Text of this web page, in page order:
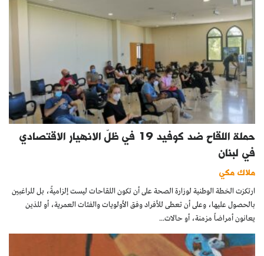
حملة اللقاح ضد كوفيد 19 في ظلّ الانهيار الاقتصادي
في لبنان
ملاك مكي
ارتكزت الخطة الوطنية لوزارة الصحة على أن تكون اللقاحات ليست إلزاميةً، بل للراغبين
بالحصول عليها، وعلى أن تعطى للأفراد وفق الأولويات والفئات العمرية، أو للذين
يعانون أمراضاً مزمنة، أو حالات...